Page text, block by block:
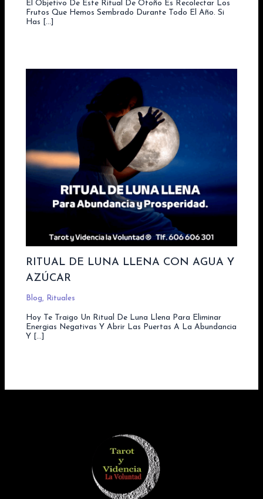
El Objetivo De Este Ritual De Otoño Es Recolectar Los
Frutos Que Hemos Sembrado Durante Todo El Año. Si
Has […]
RITUAL DE LUNA LLENA CON AGUA Y
AZÚCAR
Blog, Rituales
Hoy Te Traigo Un Ritual De Luna Llena Para Eliminar
Energias Negativas Y Abrir Las Puertas A La Abundancia
Y […]